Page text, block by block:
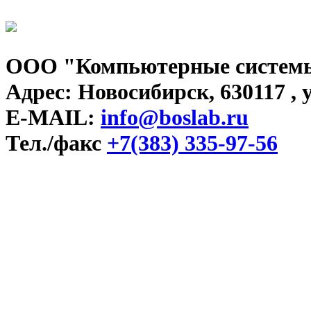
ООО "Компьютерные
Адрес: Новосибирск, 630117 ,
E-MAIL: info@boslab.ru
Тел./факс +7(383) 335-97-56